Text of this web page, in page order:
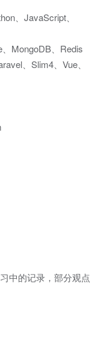
、JavaScript、
MongoDB、Redis
、Slim4、Vue、
中的记录，部分观点